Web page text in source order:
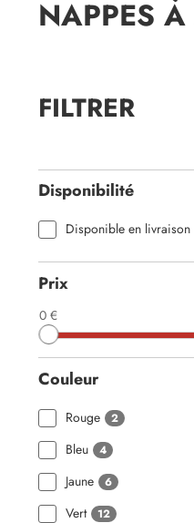
NAPPES
FILTRER
Disponibilité
Disponible en livraison
Prix
0 €
Couleur
Rouge 2
Bleu 4
Jaune 6
Vert 12